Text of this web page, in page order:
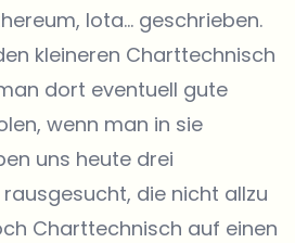
Iota… geschrieben.
kleineren Charttechnisch
dort eventuell gute
wenn man in sie
uns heute drei
die nicht allzu
Charttechnisch auf einen